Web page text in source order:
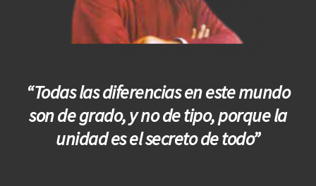
“Todas las diferencias en este mundo
son de grado, y no de tipo, porque la
unidad es el secreto de todo”